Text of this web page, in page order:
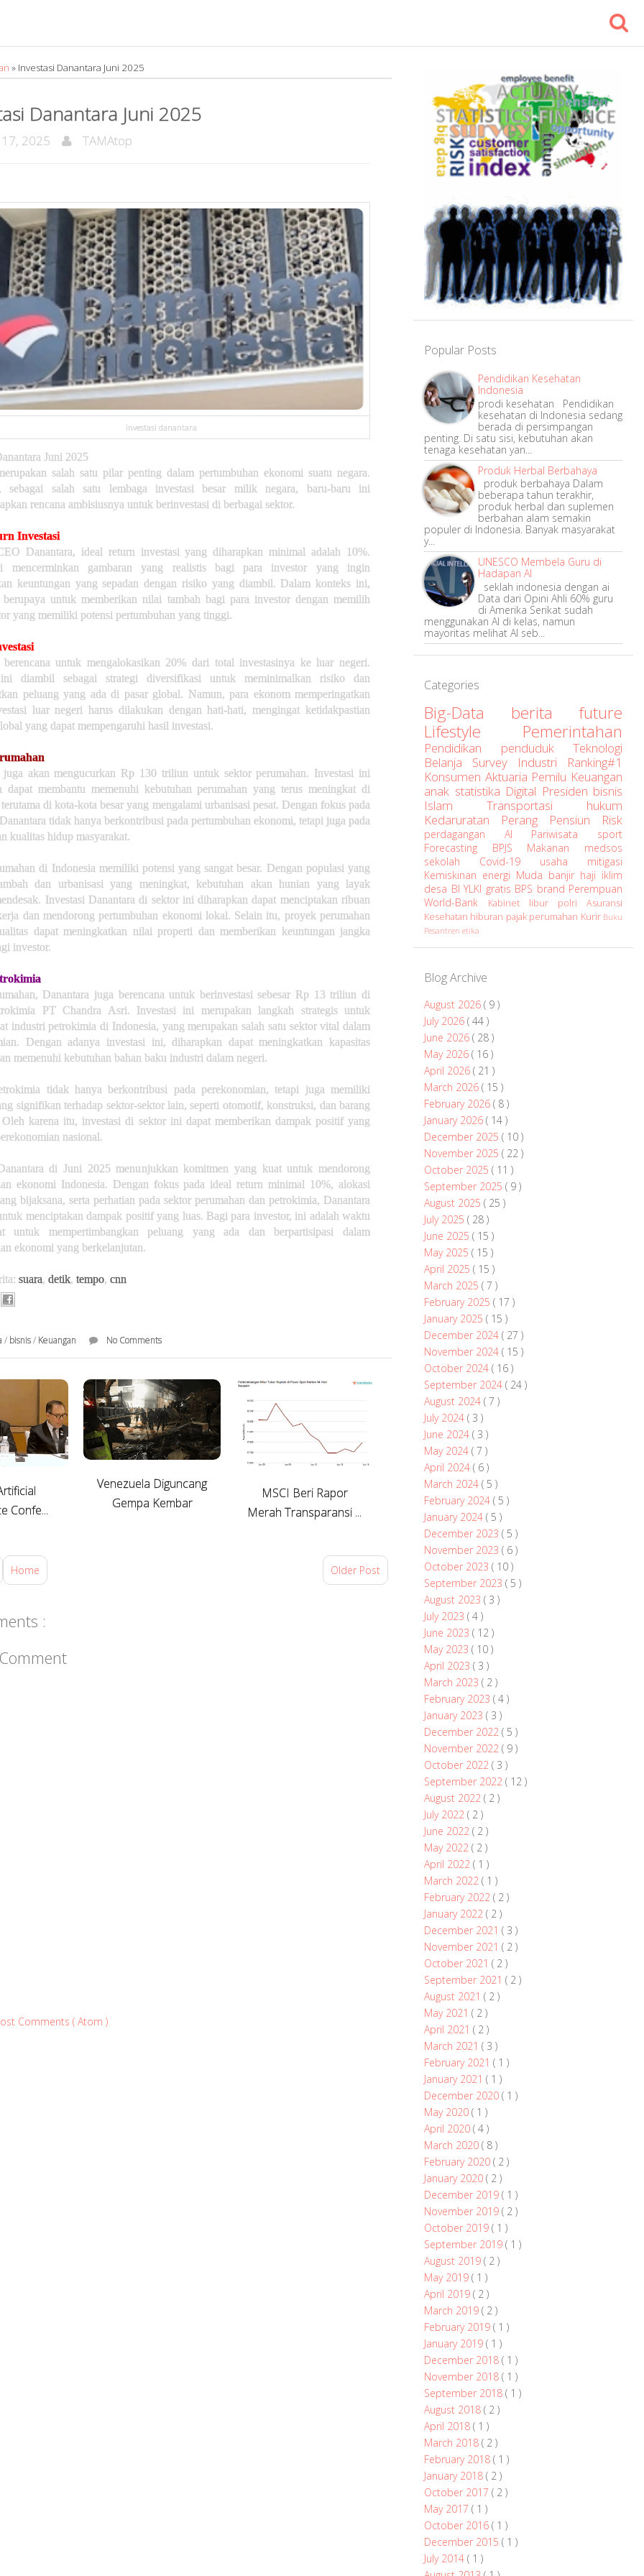
» Investasi Danantara Juni 2025
Danantara Juni 2025
2025 TAMAtop
investasi danantara
Juni 2025
salah satu pilar penting dalam pertumbuhan ekonomi suatu negara.
sebagai salah satu lembaga investasi besar milik negara, baru-baru ini
rencana ambisiusnya untuk berinvestasi di berbagai sektor.
Investasi
Danantara, ideal return investasi yang diharapkan minimal adalah 10%.
mencerminkan gambaran yang realistis bagi para investor yang ingin
keuntungan yang sepadan dengan risiko yang diambil. Dalam konteks ini,
berupaya untuk memberikan nilai tambah bagi para investor dengan memilih
yang memiliki potensi pertumbuhan yang tinggi.
berencana untuk mengalokasikan 20% dari total investasinya ke luar negeri.
diambil sebagai strategi diversifikasi untuk meminimalkan risiko dan
peluang yang ada di pasar global. Namun, para ekonom memperingatkan
luar negeri harus dilakukan dengan hati-hati, mengingat ketidakpastian
yang dapat mempengaruhi hasil investasi.
juga akan mengucurkan Rp 130 triliun untuk sektor perumahan. Investasi ini
dapat membantu memenuhi kebutuhan perumahan yang terus meningkat di
di kota-kota besar yang mengalami urbanisasi pesat. Dengan fokus pada
tidak hanya berkontribusi pada pertumbuhan ekonomi, tetapi juga pada
kualitas hidup masyarakat.
di Indonesia memiliki potensi yang sangat besar. Dengan populasi yang
dan urbanisasi yang meningkat, kebutuhan akan hunian yang layak
Investasi Danantara di sektor ini diharapkan dapat menciptakan ribuan
dan mendorong pertumbuhan ekonomi lokal. Selain itu, proyek perumahan
dapat meningkatkan nilai properti dan memberikan keuntungan jangka
investor.
Danantara juga berencana untuk berinvestasi sebesar Rp 13 triliun di
PT Chandra Asri. Investasi ini merupakan langkah strategis untuk
industri petrokimia di Indonesia, yang merupakan salah satu sektor vital dalam
Dengan adanya investasi ini, diharapkan dapat meningkatkan kapasitas
memenuhi kebutuhan bahan baku industri dalam negeri.
tidak hanya berkontribusi pada perekonomian, tetapi juga memiliki
signifikan terhadap sektor-sektor lain, seperti otomotif, konstruksi, dan barang
karena itu, investasi di sektor ini dapat memberikan dampak positif yang
nasional.
di Juni 2025 menunjukkan komitmen yang kuat untuk mendorong
ekonomi Indonesia. Dengan fokus pada ideal return minimal 10%, alokasi
bijaksana, serta perhatian pada sektor perumahan dan petrokimia, Danantara
menciptakan dampak positif yang luas. Bagi para investor, ini adalah waktu
untuk mempertimbangkan peluang yang ada dan berpartisipasi dalam
ekonomi yang berkelanjutan.
suara, detik, tempo, cnn
/ bisnis/ Keuangan No Comments
Confe...
Venezuela Diguncang
Gempa Kembar
MSCI Beri Rapor
Merah Transparansi ...
Older Post
Home
:
Comments ( Atom )
Popular Posts
Pendidikan Kesehatan
Indonesia
prodi kesehatan Pendidikan
kesehatan di Indonesia sedang
berada di persimpangan
penting. Di satu sisi, kebutuhan akan
tenaga kesehatan yan...
Produk Herbal Berbahaya
produk berbahaya Dalam
beberapa tahun terakhir,
produk herbal dan suplemen
berbahan alam semakin
populer di Indonesia. Banyak masyarakat
y...
UNESCO Membela Guru di
Hadapan AI
seklah indonesia dengan ai
Data dari Opini Ahli 60% guru
di Amerika Serikat sudah
menggunakan AI di kelas, namun
mayoritas melihat AI seb...
Categories
Big-Data berita future
Lifestyle Pemerintahan
Pendidikan penduduk Teknologi
Belanja Survey Industri Ranking#1
Konsumen Aktuaria Pemilu Keuangan
anak statistika Digital Presiden bisnis
Islam Transportasi hukum
Kedaruratan Perang Pensiun Risk
perdagangan AI Pariwisata sport
Forecasting BPJS Makanan medsos
sekolah Covid-19 usaha mitigasi
Kemiskinan energi Muda banjir haji iklim
desa BI YLKI gratis BPS brand Perempuan
World-Bank
Kabinet libur polri Asuransi
Kesehatan hiburan pajak perumahan Kurir Buku
Pesantren etika
Blog Archive
August 2026 ( 9 )
July 2026 ( 44 )
June 2026 ( 28 )
May 2026 ( 16 )
April 2026 ( 21 )
March 2026 ( 15 )
February 2026 ( 8 )
January 2026 ( 14 )
December 2025 ( 10 )
November 2025 ( 22 )
October 2025 ( 11 )
September 2025 ( 9 )
August 2025 ( 25 )
July 2025 ( 28 )
June 2025 ( 15 )
May 2025 ( 15 )
April 2025 ( 15 )
March 2025 ( 7 )
February 2025 ( 17 )
January 2025 ( 15 )
December 2024 ( 27 )
November 2024 ( 15 )
October 2024 ( 16 )
September 2024 ( 24 )
August 2024 ( 7 )
July 2024 ( 3 )
June 2024 ( 3 )
May 2024 ( 7 )
April 2024 ( 6 )
March 2024 ( 5 )
February 2024 ( 5 )
January 2024 ( 5 )
December 2023 ( 5 )
November 2023 ( 6 )
October 2023 ( 10 )
September 2023 ( 5 )
August 2023 ( 3 )
July 2023 ( 4 )
June 2023 ( 12 )
May 2023 ( 10 )
April 2023 ( 3 )
March 2023 ( 2 )
February 2023 ( 4 )
January 2023 ( 3 )
December 2022 ( 5 )
November 2022 ( 9 )
October 2022 ( 3 )
September 2022 ( 12 )
August 2022 ( 2 )
July 2022 ( 2 )
June 2022 ( 2 )
May 2022 ( 2 )
April 2022 ( 1 )
March 2022 ( 1 )
February 2022 ( 2 )
January 2022 ( 2 )
December 2021 ( 3 )
November 2021 ( 2 )
October 2021 ( 2 )
September 2021 ( 2 )
August 2021 ( 2 )
May 2021 ( 2 )
April 2021 ( 2 )
March 2021 ( 3 )
February 2021 ( 1 )
January 2021 ( 1 )
December 2020 ( 1 )
May 2020 ( 1 )
April 2020 ( 4 )
March 2020 ( 8 )
February 2020 ( 2 )
January 2020 ( 2 )
December 2019 ( 1 )
November 2019 ( 2 )
October 2019 ( 1 )
September 2019 ( 1 )
August 2019 ( 2 )
May 2019 ( 1 )
April 2019 ( 2 )
March 2019 ( 2 )
February 2019 ( 1 )
January 2019 ( 1 )
December 2018 ( 1 )
November 2018 ( 1 )
September 2018 ( 1 )
August 2018 ( 2 )
April 2018 ( 1 )
March 2018 ( 2 )
February 2018 ( 1 )
January 2018 ( 2 )
October 2017 ( 2 )
May 2017 ( 1 )
October 2016 ( 1 )
December 2015 ( 1 )
July 2014 ( 1 )